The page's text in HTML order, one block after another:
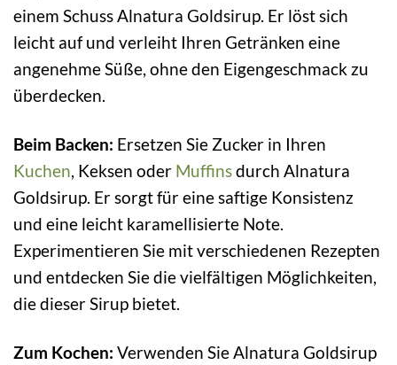
einem Schuss Alnatura Goldsirup. Er löst sich
leicht auf und verleiht Ihren Getränken eine
angenehme Süße, ohne den Eigengeschmack zu
überdecken.
Beim Backen: Ersetzen Sie Zucker in Ihren
Kuchen, Keksen oder Muffinsdurch Alnatura
Goldsirup. Er sorgt für eine saftige Konsistenz
und eine leicht karamellisierte Note.
Experimentieren Sie mit verschiedenen Rezepten
und entdecken Sie die vielfältigen Möglichkeiten,
die dieser Sirup bietet.
Zum Kochen: Verwenden Sie Alnatura Goldsirup